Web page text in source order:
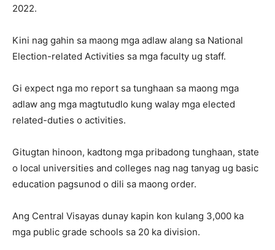
2022.
Kini nag gahin sa maong mga adlaw alang sa National
Election-related Activities sa mga faculty ug staff.
Gi expect nga mo report sa tunghaan sa maong mga
adlaw ang mga magtutudlo kung walay mga elected
related-duties o activities.
Gitugtan hinoon, kadtong mga pribadong tunghaan, state
o local universities and colleges nag nag tanyag ug basic
education pagsunod o dili sa maong order.
Ang Central Visayas dunay kapin kon kulang 3,000 ka
mga public grade schools sa 20 ka division.